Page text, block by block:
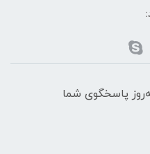
شبانه‌روز پاسخگوی شما